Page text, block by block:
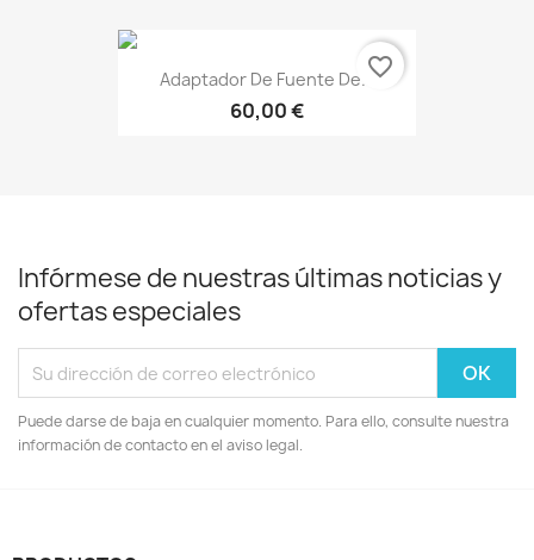
Adaptador De Fuente De...
60,00 €
favorite_border
Infórmese de nuestras últimas noticias y
ofertas especiales
Puede darse de baja en cualquier momento. Para ello, consulte nuestra
información de contacto en el aviso legal.